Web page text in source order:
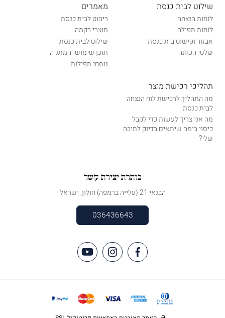
שילוט לבית כנסת
לוחות הנצחה
לוחות תפילה
אבזור וקישוט בית כנסת
שלטי הכוונה
מאמרים
ריהוט לבית כנסת
מוצרי רקמה
שילוט לבית כנסת
תוכן שימושי המתניה
נוסחי תפילות
תהליכי רכישת מוצר
מה התהליך לרכישת לוח הנצחה
לבית כנסת
מה אני צריך לעשות כדי לקבל
כיסוי בימה שיתאים בדיוק לתיבה
שלי?
כותרת יצירת קשר
הבנאי 21 (עלייה ברמפה) חולון, ישראל
036436643